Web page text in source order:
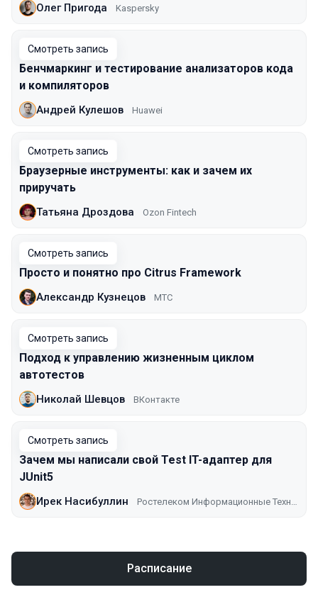
Олег Пригода Kaspersky
Смотреть запись
Бенчмаркинг и тестирование анализаторов кода
и компиляторов
Андрей Кулешов Huawei
Смотреть запись
Браузерные инструменты: как и зачем их
приручать
Татьяна Дроздова Ozon Fintech
Смотреть запись
Просто и понятно про Citrus Framework
Александр Кузнецов МТС
Смотреть запись
Подход к управлению жизненным циклом
автотестов
Николай Шевцов ВКонтакте
Смотреть запись
Зачем мы написали свой Test IT-адаптер для
JUnit5
Ирек Насибуллин
Расписание